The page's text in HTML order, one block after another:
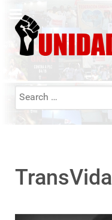
Search
TransVida